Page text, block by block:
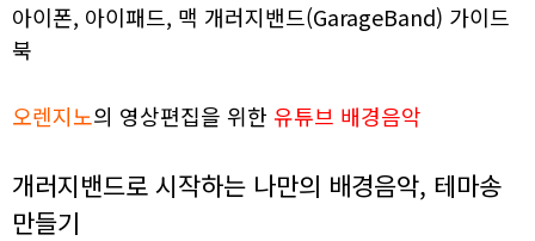
아이폰, 아이패드, 맥 개러지밴드(GarageBand) 가이드
북
오렌지노의 영상편집을 위한 유튜브 배경음악
개러지밴드로 시작하는 나만의 배경음악, 테마송
만들기